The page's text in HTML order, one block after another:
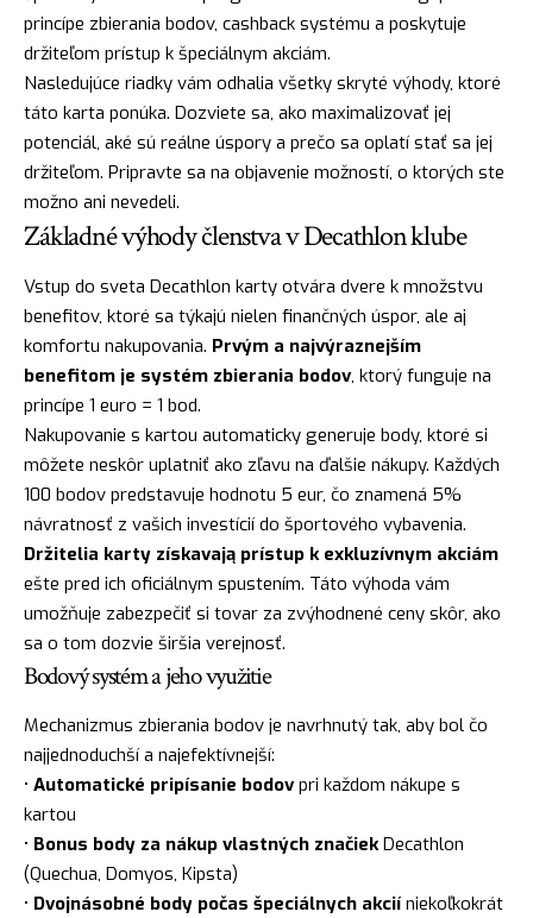
princípe zbierania bodov, cashback systému a poskytuje
držiteľom prístup k špeciálnym akciám.
Nasledujúce riadky vám odhalia všetky skryté výhody, ktoré
táto karta ponúka. Dozviete sa, ako maximalizovať jej
potenciál, aké sú reálne úspory a prečo sa oplatí stať sa jej
držiteľom. Pripravte sa na objavenie možností, o ktorých ste
možno ani nevedeli.
Základné výhody členstva v Decathlon klube
Vstup do sveta Decathlon karty otvára dvere k množstvu
benefitov, ktoré sa týkajú nielen finančných úspor, ale aj
komfortu nakupovania. Prvým a najvýraznejším
benefitom je systém zbierania bodov, ktorý funguje na
princípe 1 euro = 1 bod.
Nakupovanie s kartou automaticky generuje body, ktoré si
môžete neskôr uplatniť ako zľavu na ďalšie nákupy. Každých
100 bodov predstavuje hodnotu 5 eur, čo znamená 5%
návratnosť z vašich investícií do športového vybavenia.
Držitelia karty získavają prístup k exkluzívnym akciám
ešte pred ich oficiálnym spustením. Táto výhoda vám
umožňuje zabezpečiť si tovar za zvýhodnené ceny skôr, ako
sa o tom dozvie širšia verejnosť.
Bodový systém a jeho využitie
Mechanizmus zbierania bodov je navrhnutý tak, aby bol čo
najjednoduchší a najefektívnejší:
• Automatické pripísanie bodovpri každom nákupe s
kartou
• Bonus body za nákup vlastných značiekDecathlon
(Quechua, Domyos, Kipsta)
• Dvojnásobné body počas špeciálnych akciíniekoľkokrát